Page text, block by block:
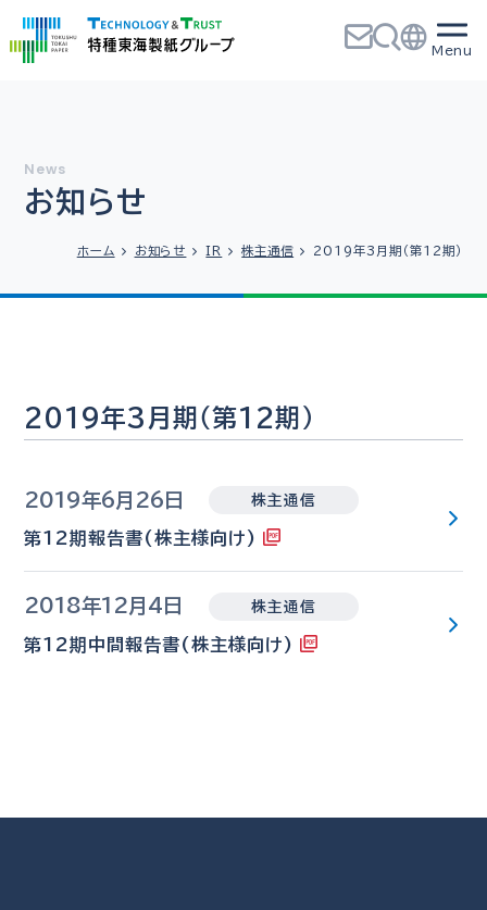
お知らせ
ホーム お知らせ IR 株主通信 2019年3月期（第12期）
2019年3月期（第12期）
2019年6月26日 株主通信
第12期報告書(株主様向け)
2018年12月4日 株主通信
第12期中間報告書(株主様向け)